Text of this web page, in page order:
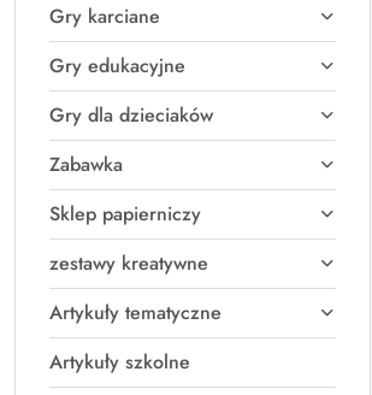
Gry karciane
Gry edukacyjne
Gry dla dzieciaków
Zabawka
Sklep papierniczy
zestawy kreatywne
Artykuły tematyczne
Artykuły szkolne